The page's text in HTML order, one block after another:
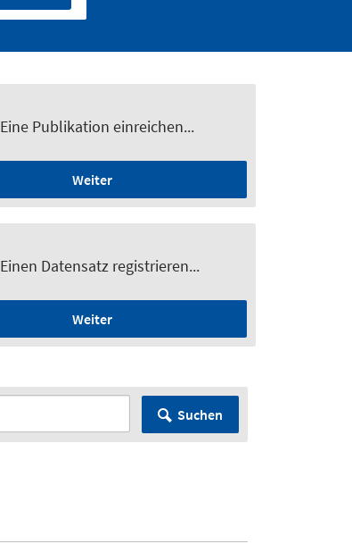
Eine Publikation einreichen...
Weiter
Einen Datensatz registrieren...
Weiter
Suchen